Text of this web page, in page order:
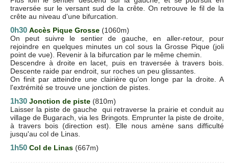
traversée sur le versant sud de la crête. On retrouve le fil de la
crête au niveau d'une bifurcation.
0h30 Accès Pique Grosse (1060m)
On peut suivre le sentier de gauche, en aller-retour, pour
rejoindre en quelques minutes un col sous la Grosse Pique (joli
point de vue). Revenir à la bifurcation par le même chemin.
Descendre à droite en lacet, puis en traversée à travers bois.
Descente raide par endroit, sur roches un peu glissantes.
On finit par atteindre une clairière qu'on longe par la droite. A
l'extrémité se trouve une jonction de pistes.
1h30 Jonction de piste (810m)
Laisser la piste de gauche qui retraverse la prairie et conduit au
village de Bugarach, via les Bringots. Emprunter la piste de droite,
à travers bois (direction est). Elle nous amène sans difficulté
jusqu'au col de Linas.
1h50 Col de Linas (667m)